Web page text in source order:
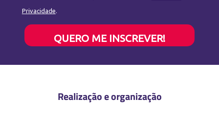
Privacidade.
QUERO ME INSCREVER!
Realização e organização